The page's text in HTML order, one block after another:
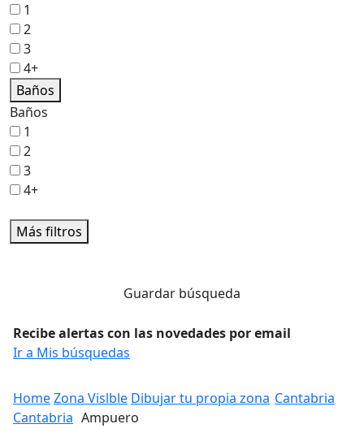
1
2
3
4+
Baños
Baños
1
2
3
4+
Más filtros
Guardar búsqueda
Recibe alertas con las novedades por email
Ir a Mis búsquedas
HomeZona Vislble Dibujar tu propia zona Cantabria
Cantabria Ampuero